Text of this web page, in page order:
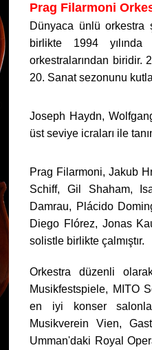
Prag Filarmoni
Dünyaca ünlü
birlikte 1994 yılında
orkestralarından biridir.
20. Sanat sezonunu
Joseph Haydn,
üst seviye icraları ile
Prag Filarmoni, Jakub
Schiff, Gil Shaham,
Damrau, Plácido
Diego Flórez, Jonas
solistle birlikte çalmıştır.
Orkestra düzenli
Musikfestspiele, MITO
en iyi konser
Musikverein Vien,
Umman'daki Royal